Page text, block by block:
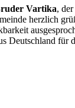
Vartika,
herzlich
Deutschland für